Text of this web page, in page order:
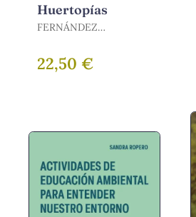
Huertopías
FERNÁNDEZ
22,50 €